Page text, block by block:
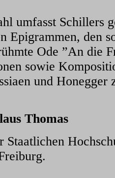
umfasst Schillers
Epigrammen, den
Ode ”An die
sowie
und Honegger
Thomas
Staatlichen